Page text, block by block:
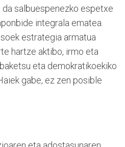
salbuespenezko espetxe
integrala ematea.
estrategia armatua
hartze aktibo, irmo eta
eta demokratikoekiko
gabe, ez zen posible